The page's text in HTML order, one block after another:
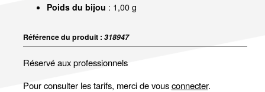
Poids du bijou : 1,00 g
Référence du produit : 318947
Réservé aux professionnels
Pour consulter les tarifs, merci de vousconnecter.